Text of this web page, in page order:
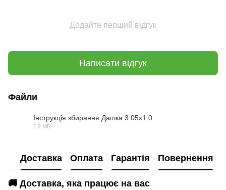
Додайте перший відгук
Написати відгук
Файли
Інструкція збирання Дашка 3.05х1.0
1.2 МБ
Доставка Оплата Гарантія Повернення
🚚 Доставка, яка працює на вас